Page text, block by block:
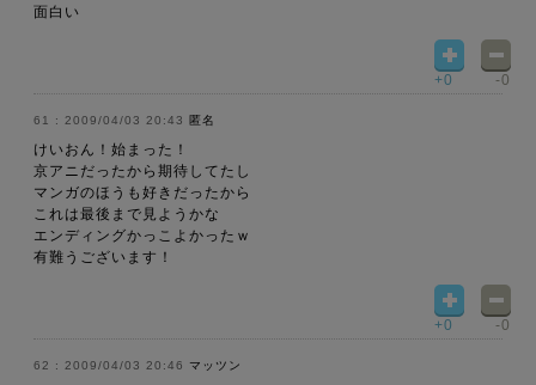
面白い
+0 -0
2009/04/03 20:43 匿名
けいおん！始まった！
京アニだったから期待してたし
マンガのほうも好きだったから
これは最後まで見ようかな
エンディングかっこよかったｗ
有難うございます！
+0 -0
2009/04/03 20:46 マッツン